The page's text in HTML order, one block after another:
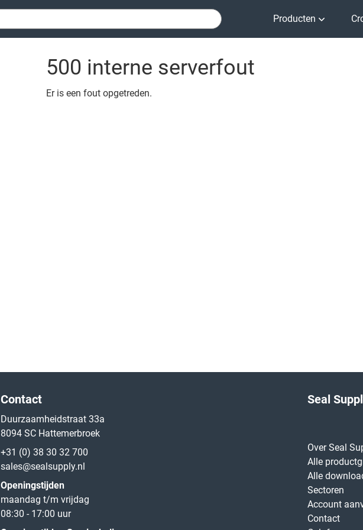
Producten
500 interne serverfout
Er is een fout opgetreden.
Contact
Duurzaamheidstraat 33a
8094 SC Hattemerbroek
+31 (0) 38 30 32 700
sales@sealsupply.nl
Openingstijden
maandag t/m vrijdag
08:30 - 17:00 uur
Seal
Over Seal
Alle
Alle
Sectoren
Account
Contact